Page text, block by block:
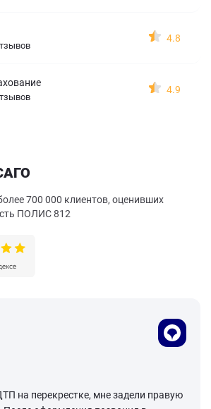
4.8
4.9
700 000 клиентов, оценивших
ПОЛИС 812
на перекрестке, мне задели правую